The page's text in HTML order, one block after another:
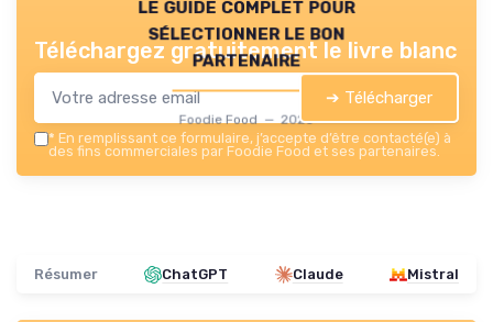
le guide complet pour
sélectionner le bon
partenaire
Foodie Food — 2026
Téléchargez gratuitement le livre blanc
➔ Télécharger
* En remplissant ce formulaire, j’accepte d’être contacté(e) à
des fins commerciales par Foodie Food et ses partenaires.
Résumer ChatGPT Claude Mistral